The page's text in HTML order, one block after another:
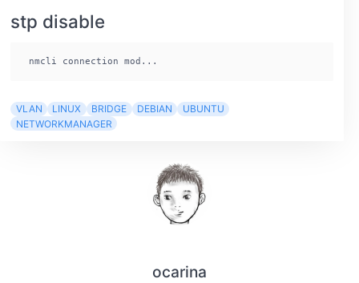
stp disable
nmcli connection mod...
VLAN LINUX BRIDGE DEBIAN
UBUNTU
NETWORKMANAGER
ocarina